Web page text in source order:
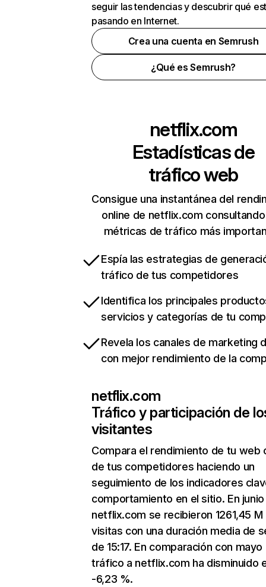
seguir las tendencias y descubrir qué
pasando en Internet.
Crea una cuenta en Semrush
¿Qué es Semrush?
netflix.com
Estadísticas de
tráfico web
Consigue una instantánea del
online de netflix.com
métricas de tráfico más
Espía las estrategias de
tráfico de tus competidores
Identifica los principales
servicios y categorías de tu
Revela los canales de marketing
con mejor rendimiento de la
netflix.com
Tráfico y participación de
visitantes
Compara el rendimiento de tu web
de tus competidores haciendo un
seguimiento de los indicadores
comportamiento en el sitio. En junio
netflix.com se recibieron 1261,45 M
visitas con una duración media de
de 15:17. En comparación con mayo
tráfico a netflix.com ha disminuido
-6,23 %.